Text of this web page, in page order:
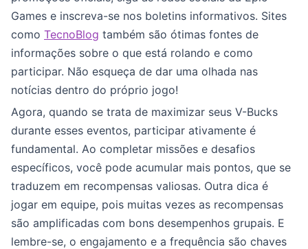
Games e inscreva-se nos boletins informativos. Sites
como TecnoBlog também são ótimas fontes de
informações sobre o que está rolando e como
participar. Não esqueça de dar uma olhada nas
notícias dentro do próprio jogo!
Agora, quando se trata de maximizar seus V-Bucks
durante esses eventos, participar ativamente é
fundamental. Ao completar missões e desafios
específicos, você pode acumular mais pontos, que se
traduzem em recompensas valiosas. Outra dica é
jogar em equipe, pois muitas vezes as recompensas
são amplificadas com bons desempenhos grupais. E
lembre-se, o engajamento e a frequência são chaves